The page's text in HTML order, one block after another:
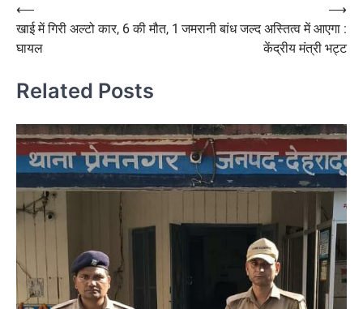
Post
navigation
⟵
खाई में गिरी अल्टो कार, 6 की मौत, 1
घायल
जमरानी बांध जल्द अस्तित्व में आएगा :
केंद्रीय मंत्री भट्ट
⟶
Related Posts